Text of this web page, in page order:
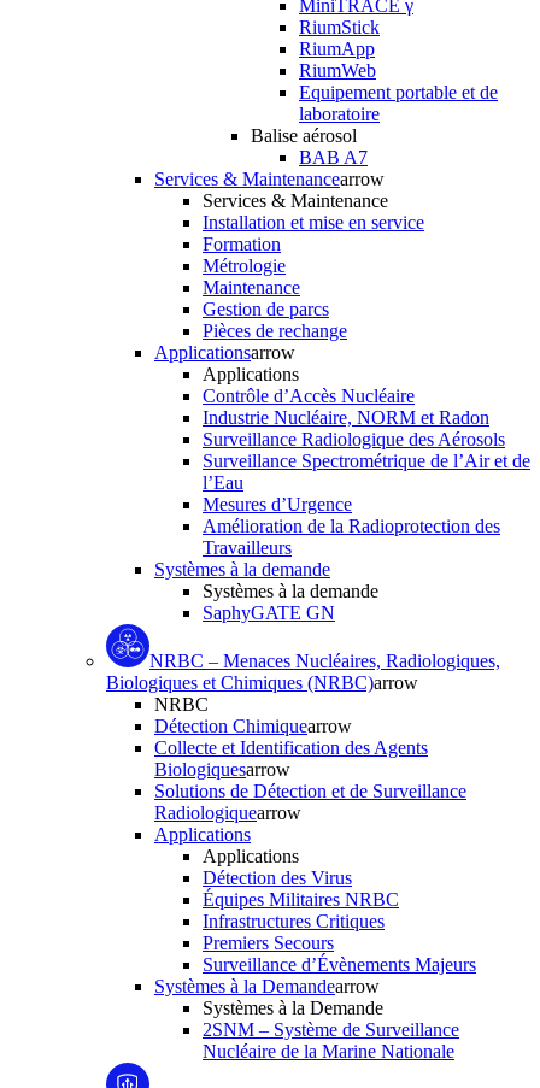
MiniTRACE γ
RiumStick
RiumApp
RiumWeb
Equipement portable et de
laboratoire
Balise aérosol
BAB A7
Services & Maintenancearrow
Services & Maintenance
Installation et mise en service
Formation
Métrologie
Maintenance
Gestion de parcs
Pièces de rechange
Applicationsarrow
Applications
Contrôle d’Accès Nucléaire
Industrie Nucléaire, NORM et Radon
Surveillance Radiologique des Aérosols
Surveillance Spectrométrique de l’Air et de
l’Eau
Mesures d’Urgence
Amélioration de la Radioprotection des
Travailleurs
Systèmes à la demande
Systèmes à la demande
SaphyGATE GN
NRBC – Menaces Nucléaires, Radiologiques,
Biologiques et Chimiques (NRBC)arrow
NRBC
Détection Chimiquearrow
Collecte et Identification des Agents
Biologiquesarrow
Solutions de Détection et de Surveillance
Radiologiquearrow
Applications
Applications
Détection des Virus
Équipes Militaires NRBC
Infrastructures Critiques
Premiers Secours
Surveillance d’Évènements Majeurs
Systèmes à la Demandearrow
Systèmes à la Demande
2SNM – Système de Surveillance
Nucléaire de la Marine Nationale